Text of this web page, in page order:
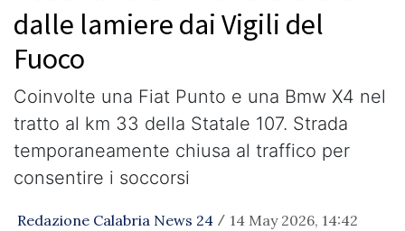
dalle lamiere dai Vigili del
Fuoco
Coinvolte una Fiat Punto e una Bmw X4 nel
tratto al km 33 della Statale 107. Strada
temporaneamente chiusa al traffico per
consentire i soccorsi
Redazione Calabria News 24 / 14 May 2026, 14:42